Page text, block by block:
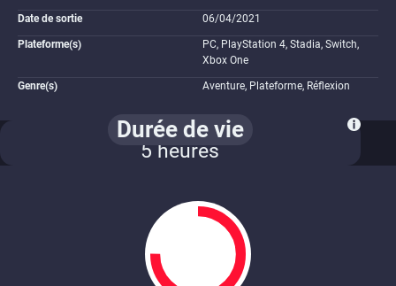
Date de sortie 06/04/2021
Plateforme(s)
PC, PlayStation 4, Stadia, Switch,
Xbox One
Genre(s) Aventure, Plateforme, Réflexion
Durée de vie
COLLECTIONNEUR
5 heures